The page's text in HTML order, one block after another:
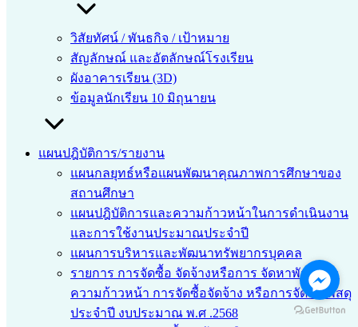
วิสัยทัศน์ / พันธกิจ / เป้าหมาย
สัญลักษณ์ และอัตลักษณ์โรงเรียน
ผังอาคารเรียน (3D)
ข้อมูลนักเรียน 10 มิถุนายน
แผนปฎิบัติการ/รายงาน
แผนกลยุทธ์หรือแผนพัฒนาคุณภาพการศึกษาของ
สถานศึกษา
แผนปฎิบัติการและความก้าวหน้าในการดำเนินงาน
และการใช้งานประมาณประจำปี
แผนการบริหารและพัฒนาทรัพยากรบุคคล
รายการ การจัดซื้อ จัดจ้างหรือการ จัดหาพัสดุและ
ความก้าวหน้า การจัดซื้อจัดจ้าง หรือการจัดหา พัสดุ
ประจำปี งบประมาณ พ.ศ .2568